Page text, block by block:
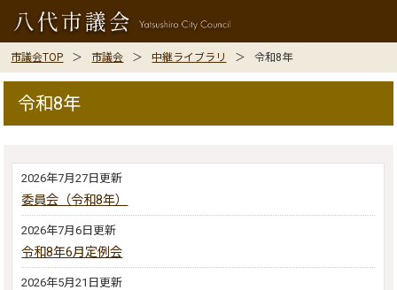
市議会TOP 市議会 中継ライブラリ 令和8年
令和8年
2026年7月27日更新
委員会（令和8年）
2026年7月6日更新
令和8年6月定例会
2026年5月21日更新